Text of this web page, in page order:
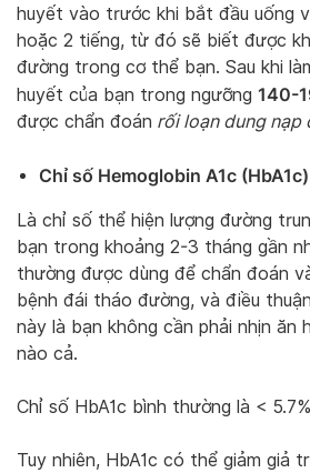
huyết vào trước khi bắt đầu uống
hoặc 2 tiếng, từ đó sẽ biết được
đường trong cơ thể bạn. Sau khi
huyết của bạn trong ngưỡng 140-
được chẩn đoán rối loạn dung nạp
Chỉ số Hemoglobin A1c (HbA1c)
Là chỉ số thể hiện lượng đường
bạn trong khoảng 2-3 tháng gần
thường được dùng để chẩn đoán
bệnh đái tháo đường, và điều
này là bạn không cần phải nhịn ăn
nào cả.
Chỉ số HbA1c bình thường là <
Tuy nhiên, HbA1c có thể giảm giả